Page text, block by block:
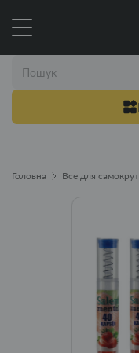
Головна Все для